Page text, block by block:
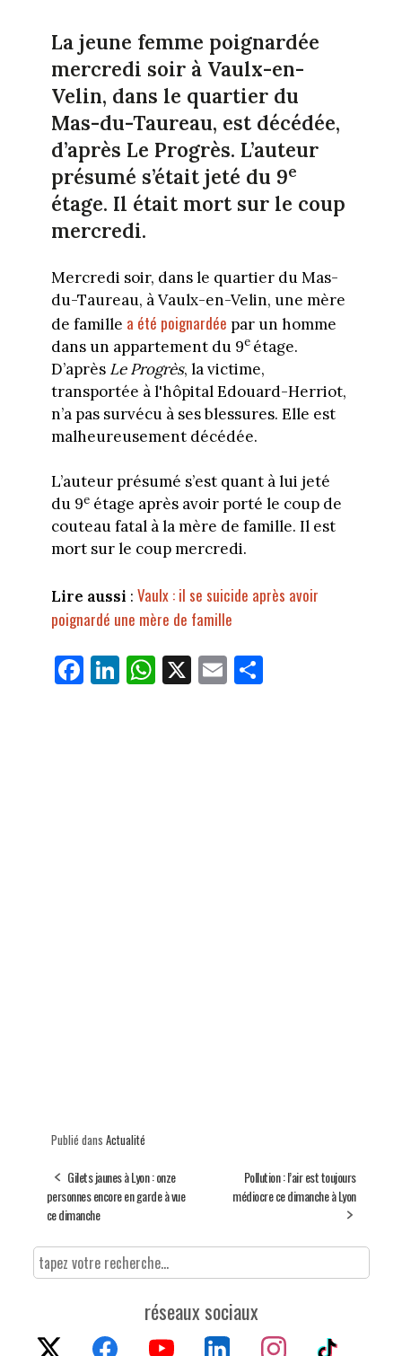
La jeune femme poignardée
mercredi soir à Vaulx-en-
Velin, dans le quartier du
Mas-du-Taureau, est décédée,
d’après Le Progrès. L’auteur
présumé s’était jeté du 9e
étage. Il était mort sur le coup
mercredi.
Mercredi soir, dans le quartier du Mas-
du-Taureau, à Vaulx-en-Velin, une mère
de famille a été poignardée par un homme
dans un appartement du 9e étage.
D’après Le Progrès, la victime,
transportée à l'hôpital Edouard-Herriot,
n’a pas survécu à ses blessures. Elle est
malheureusement décédée.
L’auteur présumé s’est quant à lui jeté
du 9eétage après avoir porté le coup de
couteau fatal à la mère de famille. Il est
mort sur le coup mercredi.
Lire aussi : Vaulx : il se suicide après avoir
poignardé une mère de famille
Fa
ce
Li
nk
W
ha
X E
m
Pa
Publié dans Actualité
Gilets jaunes à Lyon : onze
personnes encore en garde à vue
ce dimanche
Pollution : l’air est toujours
médiocre ce dimanche à Lyon
réseaux sociaux